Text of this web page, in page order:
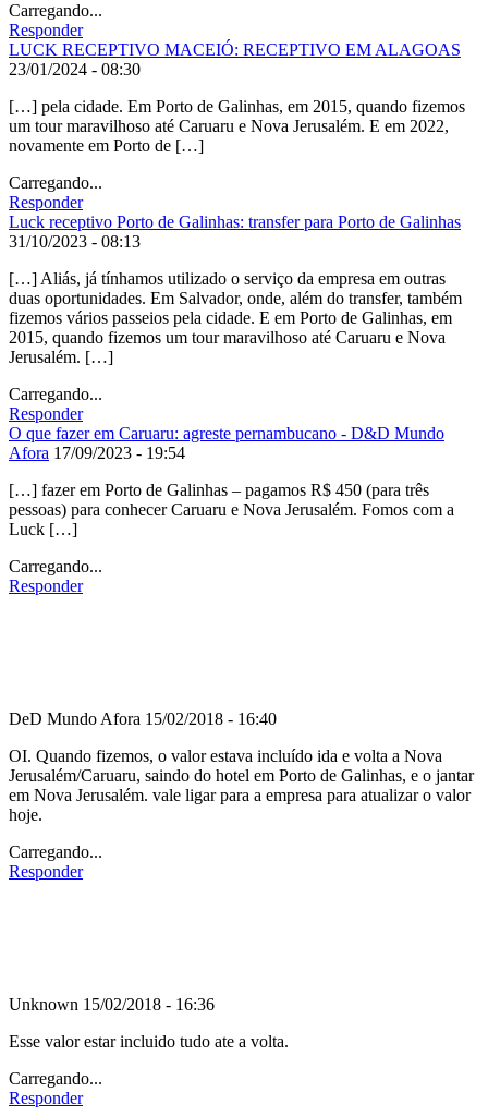
Carregando...
Responder
LUCK RECEPTIVO MACEIÓ: RECEPTIVO EM ALAGOAS
23/01/2024 - 08:30
[…] pela cidade. Em Porto de Galinhas, em 2015, quando fizemos
um tour maravilhoso até Caruaru e Nova Jerusalém. E em 2022,
novamente em Porto de […]
Carregando...
Responder
Luck receptivo Porto de Galinhas: transfer para Porto de Galinhas
31/10/2023 - 08:13
[…] Aliás, já tínhamos utilizado o serviço da empresa em outras
duas oportunidades. Em Salvador, onde, além do transfer, também
fizemos vários passeios pela cidade. E em Porto de Galinhas, em
2015, quando fizemos um tour maravilhoso até Caruaru e Nova
Jerusalém. […]
Carregando...
Responder
O que fazer em Caruaru: agreste pernambucano - D&D Mundo
Afora 17/09/2023 - 19:54
[…] fazer em Porto de Galinhas – pagamos R$ 450 (para três
pessoas) para conhecer Caruaru e Nova Jerusalém. Fomos com a
Luck […]
Carregando...
Responder
DeD Mundo Afora 15/02/2018 - 16:40
OI. Quando fizemos, o valor estava incluído ida e volta a Nova
Jerusalém/Caruaru, saindo do hotel em Porto de Galinhas, e o jantar
em Nova Jerusalém. vale ligar para a empresa para atualizar o valor
hoje.
Carregando...
Responder
Unknown 15/02/2018 - 16:36
Esse valor estar incluido tudo ate a volta.
Carregando...
Responder